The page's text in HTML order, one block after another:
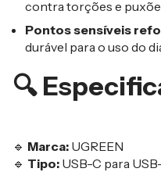
contra torções e
Pontos sensíveis
durável para o uso do
🔍
🔹 Marca: UGREEN
🔹 Tipo: USB-C para